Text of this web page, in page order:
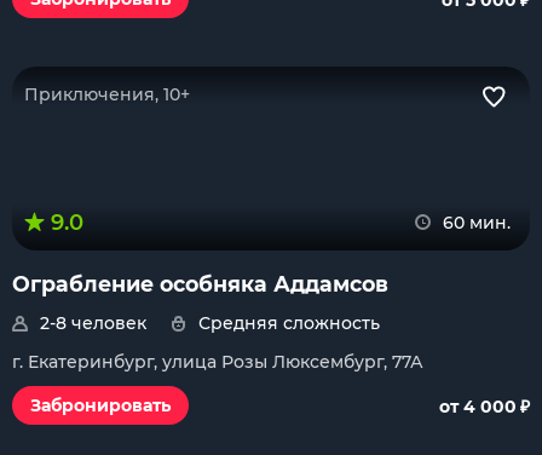
Приключения, 10+
9.0 60 мин.
Ограбление особняка Аддамсов
2-8 человек
Средняя сложность
г. Екатеринбург, улица Розы Люксембург, 77А
Забронировать
от 4 000 ₽